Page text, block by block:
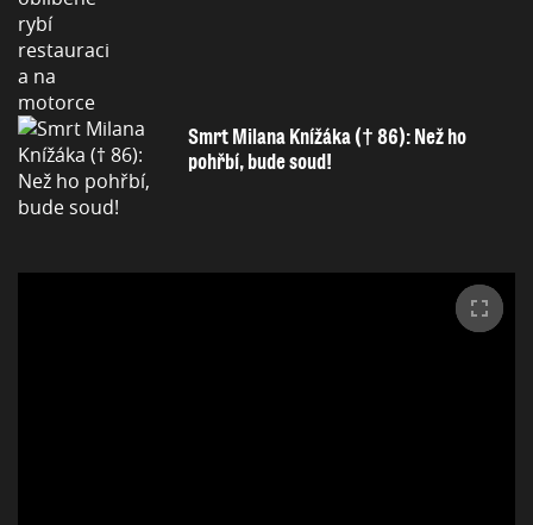
Smrt Milana Knížáka († 86): Než ho
pohřbí, bude soud!